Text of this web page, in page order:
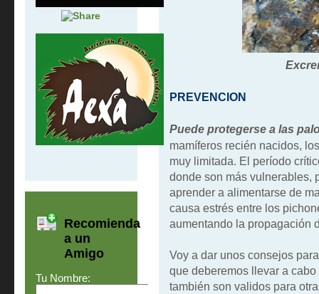
Recomienda
a un
Amigo
Tu Nombre:
PREVENCION
Puede protegerse a las
mamíferos recién nacidos,
muy limitada. El período
donde son más vulnerables,
aprender a alimentarse de
causa estrés entre los
aumentando la propagación
Voy a dar unos consejos
que deberemos llevar a
también son validos para